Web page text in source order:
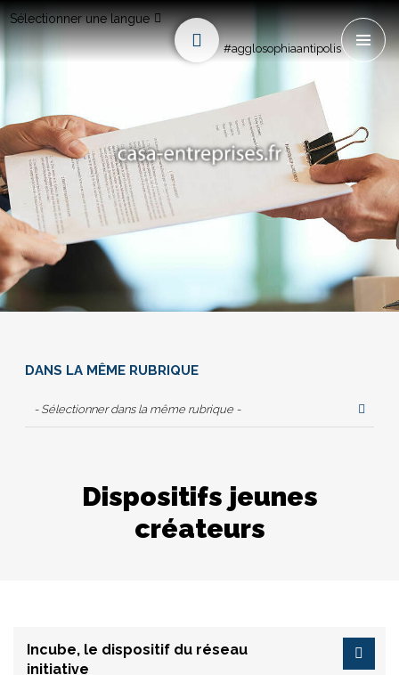
Sélectionner une langue
#agglosophiaantipolis
DANS LA MÊME RUBRIQUE
- Sélectionner dans la même rubrique -
Dispositifs jeunes
créateurs
Incube, le dispositif du réseau
initiative